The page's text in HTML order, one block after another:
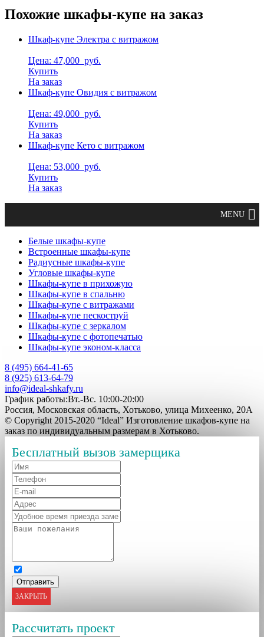
Похожие шкафы-купе на заказ
Шкаф-купе Электра с витражом
Цена: 47,000 руб.
Купить
На заказ
Шкаф-купе Овидия с витражом
Цена: 49,000 руб.
Купить
На заказ
Шкаф-купе Кето с витражом
Цена: 53,000 руб.
Купить
На заказ
Белые шкафы-купе
Встроенные шкафы-купе
Радиусные шкафы-купе
Угловые шкафы-купе
Шкафы-купе в прихожую
Шкафы-купе в спальню
Шкафы-купе с витражами
Шкафы-купе пескоструй
Шкафы-купе с зеркалом
Шкафы-купе с фотопечатью
Шкафы-купе эконом-класса
8 (495) 664-41-65
8 (925) 613-64-79
info@ideal-shkafy.ru
График работы:Вт.-Вс. 10:00-20:00
Россия, Московская область, Хотьково, улица Михеенко, 20А
© Copyright 2015-2020 “Ideal” Изготовление шкафов-купе на
заказ по индивидуальным размерам в Хотьково.
Бесплатный вызов замерщика
ЗАКРЫТЬ
Рассчитать проект